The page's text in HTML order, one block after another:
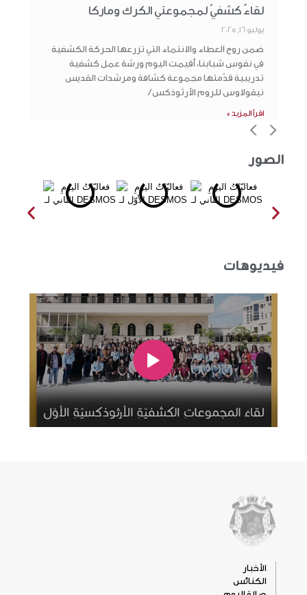
لقاءٌ كشفيّ لمجموعتي الكرك وماركا
يوليو 16, 2025
ضمن روح العطاء والانتماء التي تزرعها الحركة الكشفية
في نفوس شبابنا، أُقيمت اليوم ورشة عمل كشفية
تدريبية قدّمتها مجموعة كشافة ومرشدات القديس
نيقولاوس للروم الأرثوذكس /
اقرأ المزيد »
<
>
الصور
فيديوهات
الأخبار
الكنائس